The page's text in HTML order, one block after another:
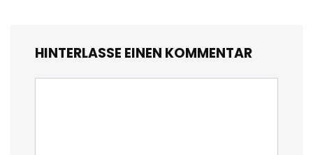
HINTERLASSE EINEN KOMMENTAR